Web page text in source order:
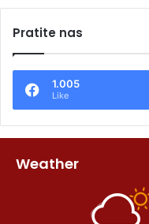
Pratite nas
1.005
Like
Weather